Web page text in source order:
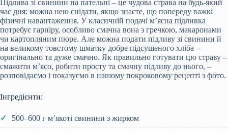
Підлива зі свинини на пательні – це чудова страва на будь-який
час дня: можна нею снідати, якщо знаєте, що попереду важкі
фізичні навантаження. У класичній подачі м’ясна підливка
потребує гарніру, особливо смачна вона з гречкою, макаронами
чи картопляним пюре. Але можна подати підливу зі свинини й
на великому товстому шматку добре підсушеного хліба –
оригінально та дуже смачно. Як правильно готувати цю страву –
смажити м’ясо, робити просту та смачну підливу до нього, –
розповідаємо і показуємо в нашому покроковому рецепті з фото.
Інгредієнти:
500–600 г м’якоті свинини з жирком